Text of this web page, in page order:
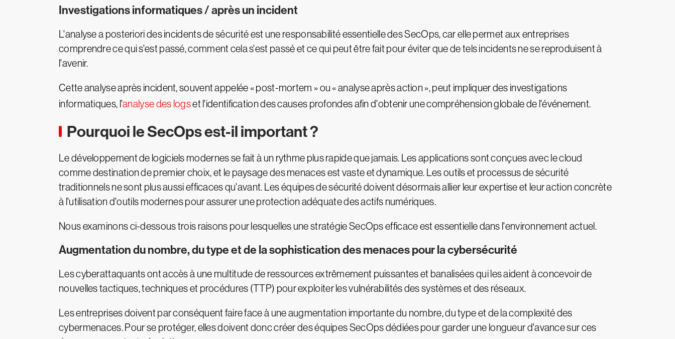
Investigations informatiques / après un incident
L'analyse a posteriori des incidents de sécurité est une responsabilité essentielle des SecOps, car elle permet aux entreprises
comprendre ce qui s'est passé, comment cela s'est passé et ce qui peut être fait pour éviter que de tels incidents ne se reproduisent à
l'avenir.
Cette analyse après incident, souvent appelée « post-mortem » ou « analyse après action », peut impliquer des investigations
informatiques, l'analyse des logset l'identification des causes profondes afin d'obtenir une compréhension globale de l'événement.
Pourquoi le SecOps est-il important ?
Le développement de logiciels modernes se fait à un rythme plus rapide que jamais. Les applications sont conçues avec le cloud
comme destination de premier choix, et le paysage des menaces est vaste et dynamique. Les outils et processus de sécurité
traditionnels ne sont plus aussi efficaces qu'avant. Les équipes de sécurité doivent désormais allier leur expertise et leur action concrète
à l'utilisation d'outils modernes pour assurer une protection adéquate des actifs numériques.
Nous examinons ci-dessous trois raisons pour lesquelles une stratégie SecOps efficace est essentielle dans l'environnement actuel.
Augmentation du nombre, du type et de la sophistication des menaces pour la cybersécurité
Les cyberattaquants ont accès à une multitude de ressources extrêmement puissantes et banalisées qui les aident à concevoir de
nouvellestactiques, techniques et procédures (TTP) pour exploiter les vulnérabilités des systèmes et des réseaux.
Les entreprises doivent par conséquent faire face à une augmentation importante du nombre, du type et de la complexité des
cybermenaces. Pour se protéger, elles doivent donc créer des équipes SecOps dédiées pour garder une longueur d'avance sur ces